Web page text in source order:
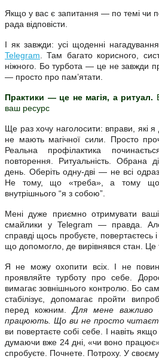
Якщо у вас є запитання — по темі чи
рада відповісти.
І як завжди: усі щоденні
Telegram. Там багато корисного,
ніжного. Бо турбота — це не завжди
— просто про пам’ятати.
Практики — це не магія, а ритуал.
ваш ресурс
Ще раз хочу наголосити: вправи, які
не мають магічної сили. Просто
Реальна профілактика
повторення. Ритуальність. Обрана
день. Оберіть одну-дві — не всі
Не тому, що «треба», а тому
внутрішнього “я з собою”.
Мені дуже приємно отримувати ваші
смайлики у Telegram — правда.
справді щось пробуєте, повертаєтесь
що допомогло, де вирівнявся стан.
Я не можу охопити всіх. І не
проявляйте турботу про себе.
вимагає зовнішнього контролю. Бо
стабілізує, допомагає пройти
перед кожним.Для мене важливо
працюють. Що ви не просто
ви повертаєте собі себе. І навіть
думаючи вже 24 дні, «чи воно
спробуєте. Почнете. Потроху. У своєму